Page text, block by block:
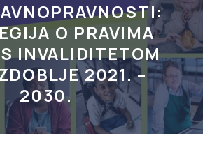
O PRAVIMA
INVALIDITETOM
2021. –
2030.